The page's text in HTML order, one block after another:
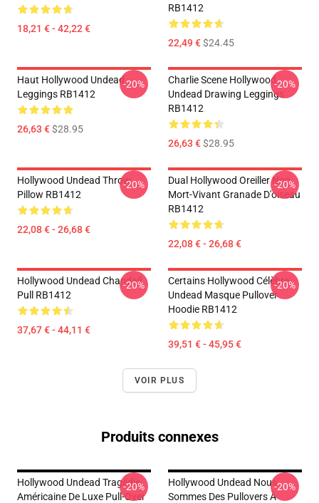
18,21 € - 42,22 €
RB1412
22,49 €$24.45
Haut Hollywood Undead
Leggings RB1412
26,63 €$28.95
-20%
Charlie Scene Hollywood
Undead Drawing Leggings
RB1412
26,63 €$28.95
-20%
Hollywood Undead Throw
Pillow RB1412
22,08 € - 26,68 €
-20%
Dual Hollywood Oreiller Non
Mort-Vivant Granade D'oiseau
RB1412
22,08 € - 26,68 €
-20%
Hollywood Undead Chandail
Pull RB1412
37,67 € - 44,11 €
-20%
Certains Hollywood Célèbre
Undead Masque Pullover
Hoodie RB1412
39,51 € - 45,95 €
-20%
VOIR PLUS
Produits connexes
Hollywood Undead Tragédie
Américaine De Luxe Pull-Over
-20%
Hollywood Undead Nous
Sommes Des Pullovers À
-20%